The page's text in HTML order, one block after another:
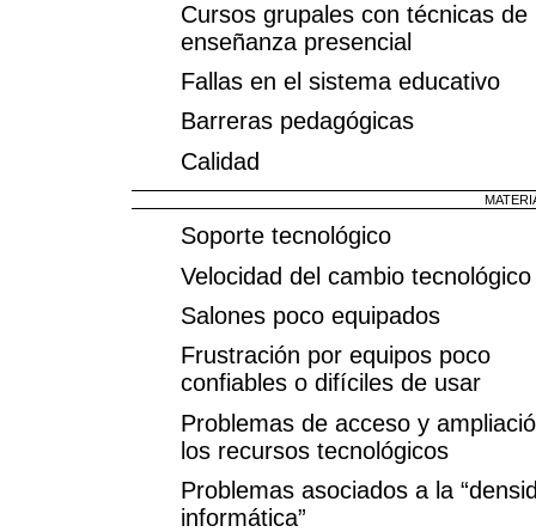
Cursos grupales con técnicas de
enseñanza presencial
Fallas en el sistema educativo
Barreras pedagógicas
Calidad
Soporte tecnológico
Velocidad del cambio tecnológico
Salones poco equipados
Frustración por equipos poco
confiables o difíciles de usar
Problemas de acceso y
los recursos tecnológicos
Problemas asociados a la
informática”